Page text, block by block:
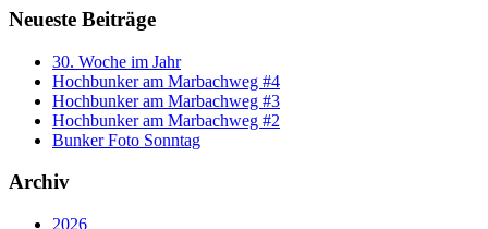
Neueste Beiträge
30. Woche im Jahr
Hochbunker am Marbachweg #4
Hochbunker am Marbachweg #3
Hochbunker am Marbachweg #2
Bunker Foto Sonntag
Archiv
2026